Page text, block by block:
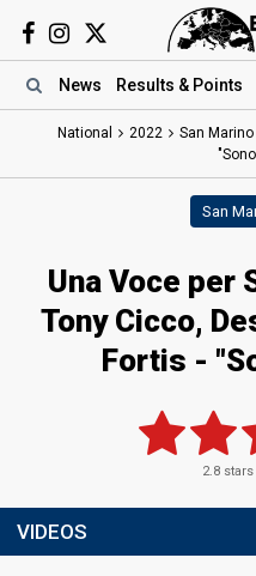
News Results & Points
National 2022 San Marino
San
Una Voce per
Tony Cicco,
Fortis -
2.8
VIDEOS